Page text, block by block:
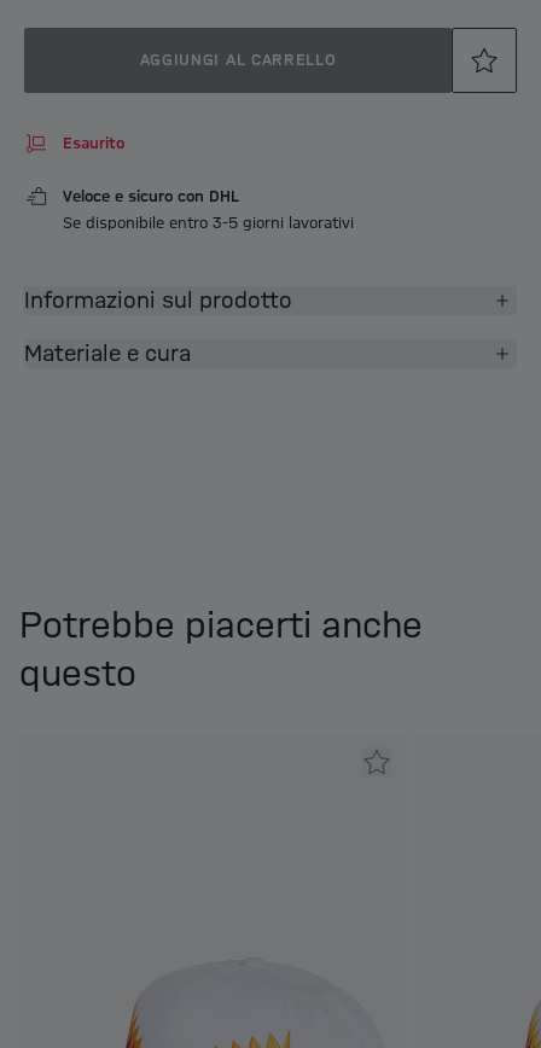
AGGIUNGI AL CARRELLO
Esaurito
Veloce e sicuro con DHL
Se disponibile entro 3-5 giorni lavorativi
Informazioni sul prodotto
Materiale e cura
Potrebbe piacerti anche
questo